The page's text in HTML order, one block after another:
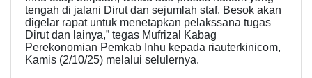
tengah di jalani Dirut dan sejumlah staf. Besok akan
digelar rapat untuk menetapkan pelakssana tugas
Dirut dan lainya,” tegas Mufrizal Kabag
Perekonomian Pemkab Inhu kepada riauterkinicom,
Kamis (2/10/25) melalui selulernya.